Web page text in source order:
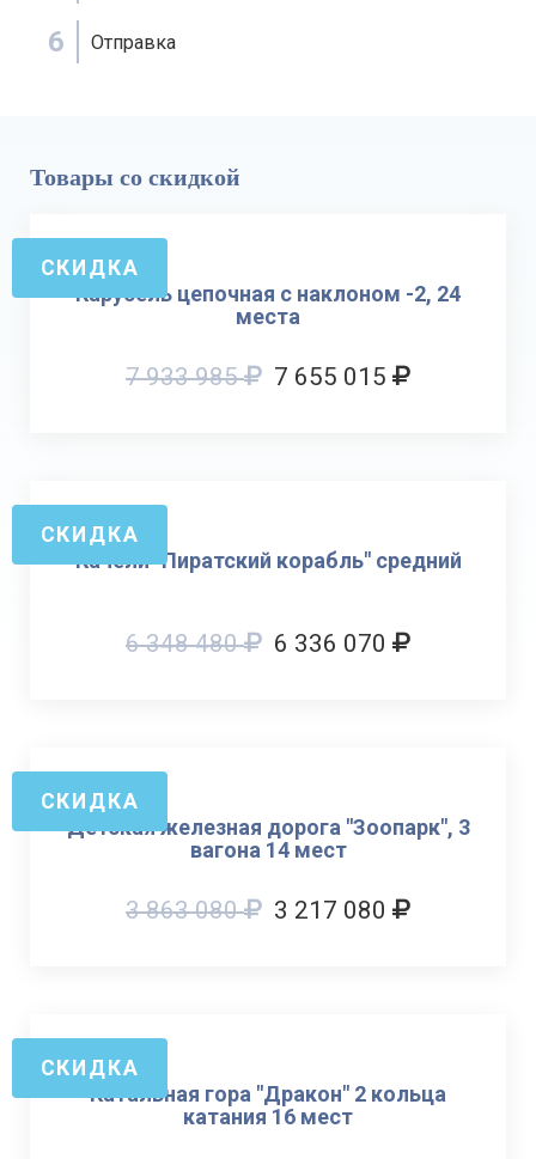
6 Отправка
Товары со скидкой
Карусель цепочная с наклоном -2, 24
места
7 933 985 7 655 015
СКИДКА
Качели "Пиратский корабль" средний
6 348 480 6 336 070
СКИДКА
Детская железная дорога "Зоопарк", 3
вагона 14 мест
3 863 080 3 217 080
СКИДКА
Катальная гора "Дракон" 2 кольца
катания 16 мест
СКИДКА